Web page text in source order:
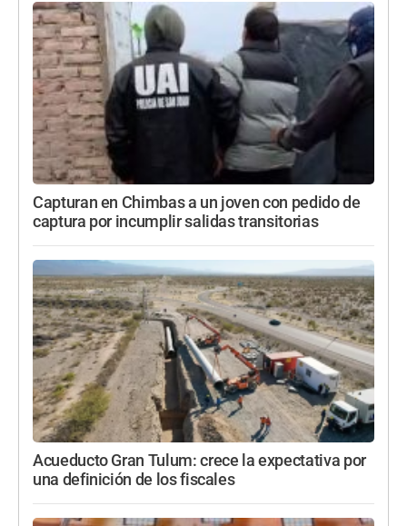
Capturan en Chimbas a un joven con pedido de
captura por incumplir salidas transitorias
Acueducto Gran Tulum: crece la expectativa por
una definición de los fiscales